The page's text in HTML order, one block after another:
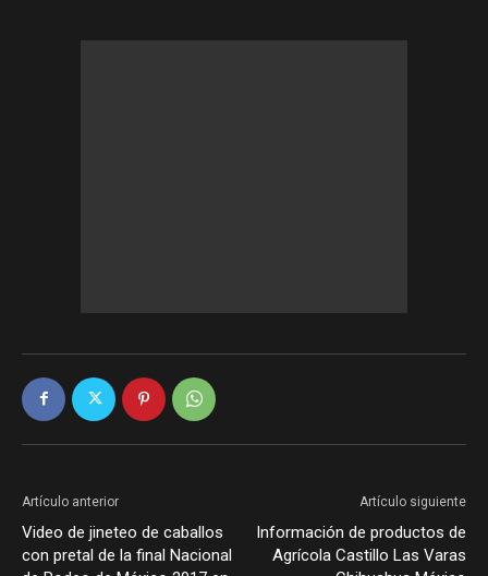
Artículo anterior
Video de jineteo de caballos
con pretal de la final Nacional
Artículo siguiente
Información de productos de
Agrícola Castillo Las Varas